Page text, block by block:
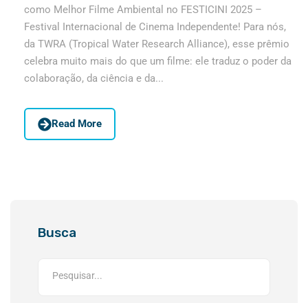
como Melhor Filme Ambiental no FESTICINI 2025 –
Festival Internacional de Cinema Independente! Para nós,
da TWRA (Tropical Water Research Alliance), esse prêmio
celebra muito mais do que um filme: ele traduz o poder da
colaboração, da ciência e da...
Read More
Busca